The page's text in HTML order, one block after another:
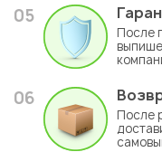
05
После
06
После